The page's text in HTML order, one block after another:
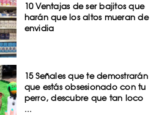
10 Ventajas de ser bajitos que
harán que los altos mueran de
envidia
15 Señales que te demostrarán
que estás obsesionado con tu
perro, descubre que tan loco
...